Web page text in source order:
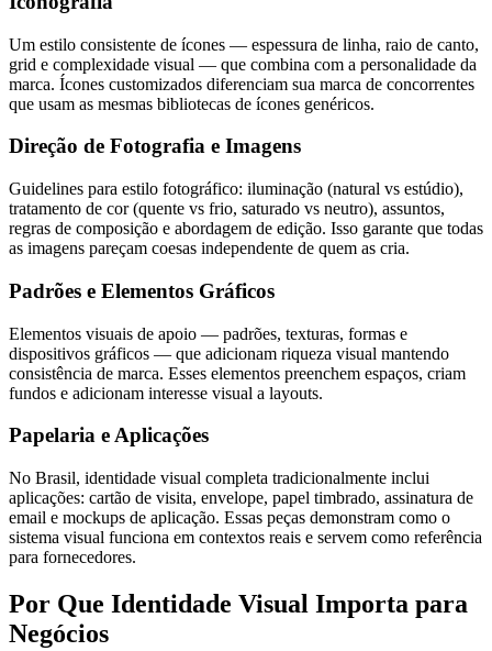
Um estilo consistente de ícones — espessura de linha, raio de canto,
grid e complexidade visual — que combina com a personalidade da
marca. Ícones customizados diferenciam sua marca de concorrentes
que usam as mesmas bibliotecas de ícones genéricos.
Direção de Fotografia e Imagens
Guidelines para estilo fotográfico: iluminação (natural vs estúdio),
tratamento de cor (quente vs frio, saturado vs neutro), assuntos,
regras de composição e abordagem de edição. Isso garante que todas
as imagens pareçam coesas independente de quem as cria.
Padrões e Elementos Gráficos
Elementos visuais de apoio — padrões, texturas, formas e
dispositivos gráficos — que adicionam riqueza visual mantendo
consistência de marca. Esses elementos preenchem espaços, criam
fundos e adicionam interesse visual a layouts.
Papelaria e Aplicações
No Brasil, identidade visual completa tradicionalmente inclui
aplicações: cartão de visita, envelope, papel timbrado, assinatura de
email e mockups de aplicação. Essas peças demonstram como o
sistema visual funciona em contextos reais e servem como referência
para fornecedores.
Por Que Identidade Visual Importa para
Negócios